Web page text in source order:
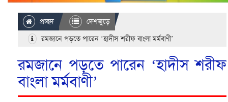
প্রচ্ছদ
দেশজুড়ে
রমজানে পড়তে পারেন ‘হাদীস শরীফ বাংলা মর্মবাণী’
রমজানে পড়তে পারেন ‘হাদীস শরীফ
বাংলা মর্মবাণী’